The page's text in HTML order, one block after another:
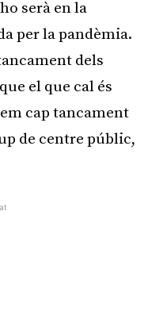
serà en la
per la pandèmia.
dels
el que cal és
cap tancament
de centre públic,